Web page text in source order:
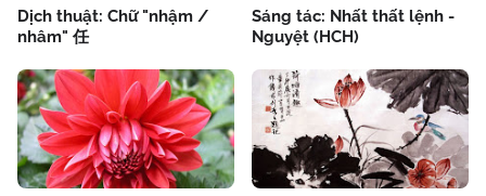
Dịch thuật: Chữ "nhậm /
nhâm" 任
Sáng tác: Nhất thất lệnh -
Nguyệt (HCH)